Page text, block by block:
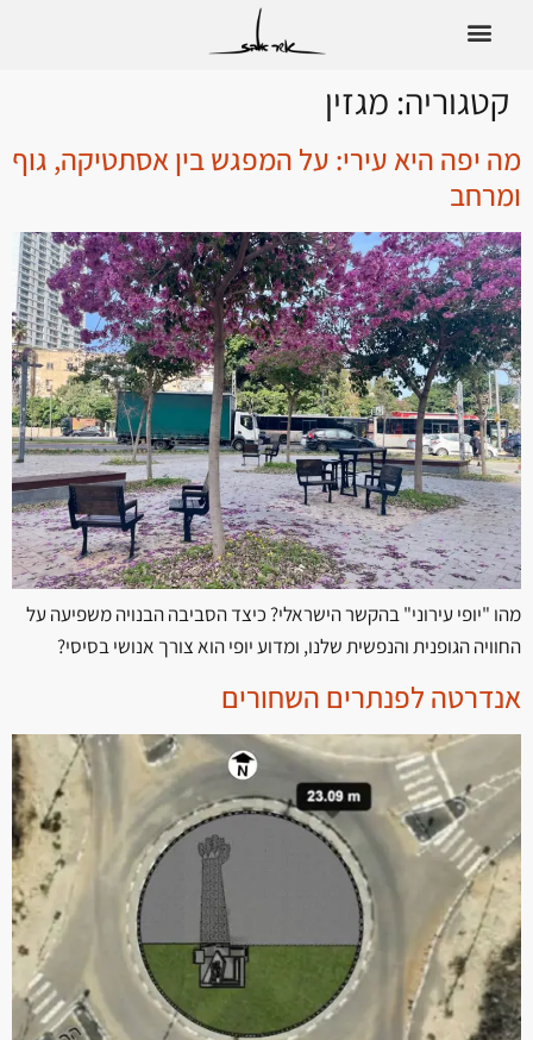
קטגוריה: מגזין
מה יפה היא עירי: על המפגש בין אסתטיקה, גוף
ומרחב
מהו "יופי עירוני" בהקשר הישראלי? כיצד הסביבה הבנויה משפיעה על
החוויה הגופנית והנפשית שלנו, ומדוע יופי הוא צורך אנושי בסיסי?
אנדרטה לפנתרים השחורים